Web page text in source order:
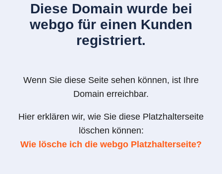
Diese Domain wurde bei
webgo für einen Kunden
registriert.
Wenn Sie diese Seite sehen können, ist Ihre
Domain erreichbar.
Hier erklären wir, wie Sie diese Platzhalterseite
löschen können:
Wie lösche ich die webgo Platzhalterseite?